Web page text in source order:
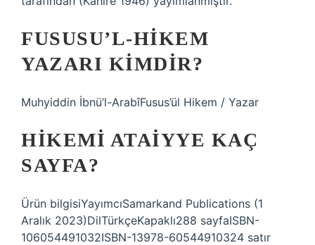
FUSUSU’L-HIKEM
YAZARI KIMDIR?
Muhyiddin İbnü’l-ArabîFusus’ül Hikem / Yazar
HIKEMI ATAIYYE KAÇ
SAYFA?
Ürün bilgisiYayımcı‎Samarkand Publications (1
Aralık 2023)Dil‎TürkçeKapaklı‎288 sayfaISBN-
10‎6054491032ISBN-13‎978-60544910324 satır